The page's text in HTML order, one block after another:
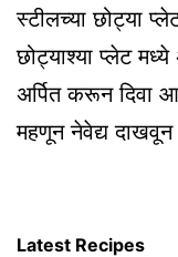
स्टीलच्या छोट्या
छोट्याश्या प्लेट
अर्पित करून दिवा
महणून नेवेद्य दाखवून
Latest Recipes